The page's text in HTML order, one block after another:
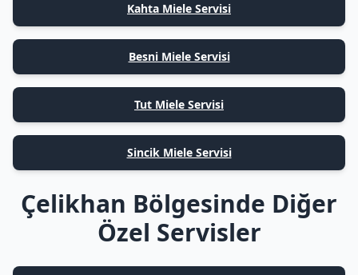
Kahta Miele Servisi
Besni Miele Servisi
Tut Miele Servisi
Sincik Miele Servisi
Çelikhan Bölgesinde Diğer
Özel Servisler